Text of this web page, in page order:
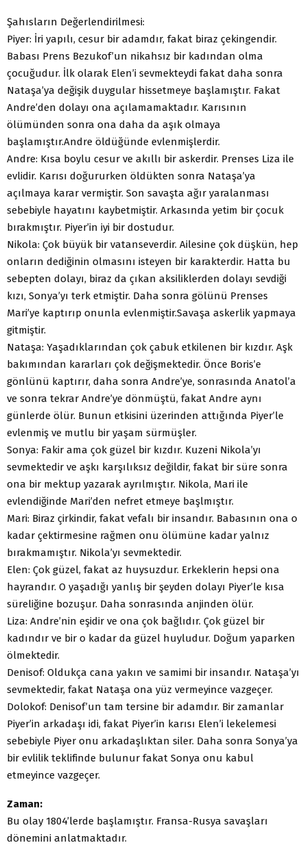
Şahısların Değerlendirilmesi:
Piyer: İri yapılı, cesur bir adamdır, fakat biraz çekingendir.
Babası Prens Bezukof’un nikahsız bir kadından olma
çocuğudur. İlk olarak Elen’i sevmekteydi fakat daha sonra
Nataşa’ya değişik duygular hissetmeye başlamıştır. Fakat
Andre’den dolayı ona açılamamaktadır. Karısının
ölümünden sonra ona daha da aşık olmaya
başlamıştır.Andre öldüğünde evlenmişlerdir.
Andre: Kısa boylu cesur ve akıllı bir askerdir. Prenses Liza ile
evlidir. Karısı doğururken öldükten sonra Nataşa’ya
açılmaya karar vermiştir. Son savaşta ağır yaralanması
sebebiyle hayatını kaybetmiştir. Arkasında yetim bir çocuk
bırakmıştır. Piyer’in iyi bir dostudur.
Nikola: Çok büyük bir vatanseverdir. Ailesine çok düşkün, hep
onların dediğinin olmasını isteyen bir karakterdir. Hatta bu
sebepten dolayı, biraz da çıkan aksiliklerden dolayı sevdiği
kızı, Sonya’yı terk etmiştir. Daha sonra gölünü Prenses
Mari’ye kaptırıp onunla evlenmiştir.Savaşa askerlik yapmaya
gitmiştir.
Nataşa: Yaşadıklarından çok çabuk etkilenen bir kızdır. Aşk
bakımından kararları çok değişmektedir. Önce Boris’e
gönlünü kaptırır, daha sonra Andre’ye, sonrasında Anatol’a
ve sonra tekrar Andre’ye dönmüştü, fakat Andre aynı
günlerde ölür. Bunun etkisini üzerinden attığında Piyer’le
evlenmiş ve mutlu bir yaşam sürmüşler.
Sonya: Fakir ama çok güzel bir kızdır. Kuzeni Nikola’yı
sevmektedir ve aşkı karşılıksız değildir, fakat bir süre sonra
ona bir mektup yazarak ayrılmıştır. Nikola, Mari ile
evlendiğinde Mari’den nefret etmeye başlmıştır.
Mari: Biraz çirkindir, fakat vefalı bir insandır. Babasının ona o
kadar çektirmesine rağmen onu ölümüne kadar yalnız
bırakmamıştır. Nikola’yı sevmektedir.
Elen: Çok güzel, fakat az huysuzdur. Erkeklerin hepsi ona
hayrandır. O yaşadığı yanlış bir şeyden dolayı Piyer’le kısa
süreliğine bozuşur. Daha sonrasında anjinden ölür.
Liza: Andre’nin eşidir ve ona çok bağlıdır. Çok güzel bir
kadındır ve bir o kadar da güzel huyludur. Doğum yaparken
ölmektedir.
Denisof: Oldukça cana yakın ve samimi bir insandır. Nataşa’yı
sevmektedir, fakat Nataşa ona yüz vermeyince vazgeçer.
Dolokof: Denisof’un tam tersine bir adamdır. Bir zamanlar
Piyer’in arkadaşı idi, fakat Piyer’in karısı Elen’i lekelemesi
sebebiyle Piyer onu arkadaşlıktan siler. Daha sonra Sonya’ya
bir evlilik teklifinde bulunur fakat Sonya onu kabul
etmeyince vazgeçer.
Zaman:
Bu olay 1804’lerde başlamıştır. Fransa-Rusya savaşları
dönemini anlatmaktadır.